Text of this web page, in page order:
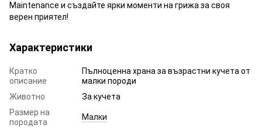
Maintenance и създайте ярки моменти на грижа за своя
верен приятел!
Характеристики
Кратко
описание
Пълноценна храна за възрастни кучета от
малки породи
Животно
За кучета
Размер на
породата
Малки